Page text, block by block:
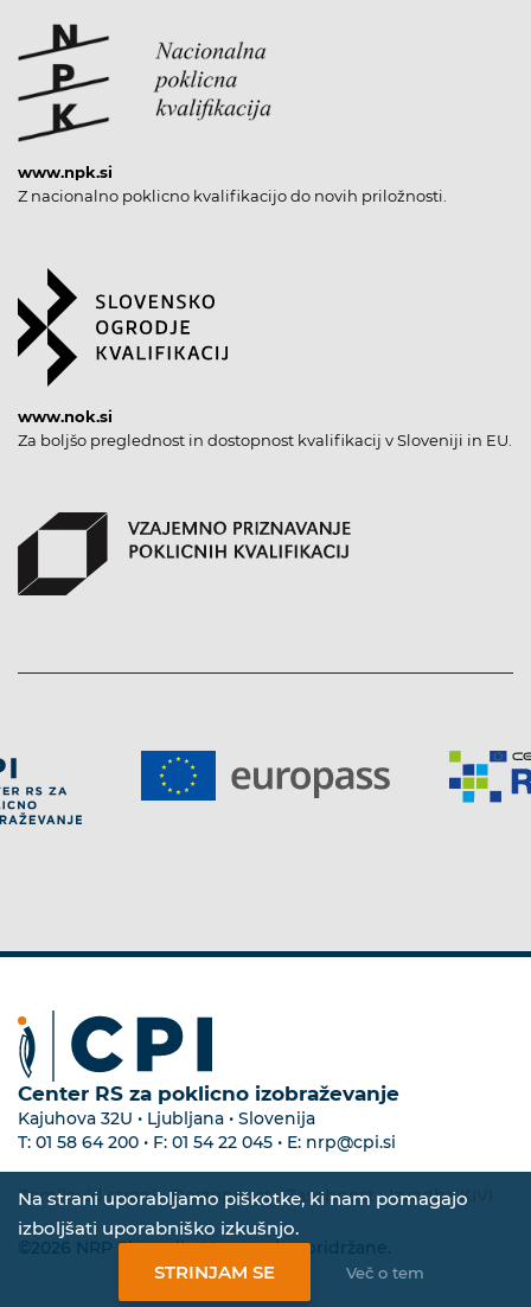
Na strani uporabljamo piškotke, ki nam pomagajo
izboljšati uporabniško izkušnjo.
STRINJAM SE
Več o tem
www.npk.si
Z nacionalno poklicno kvalifikacijo do novih priložnosti.
www.nok.si
Za boljšo preglednost in dostopnost kvalifikacij v Sloveniji in EU.
Center RS za poklicno izobraževanje
Kajuhova 32U • Ljubljana • Slovenija
T: 01 58 64 200 • F: 01 54 22 045 • E: nrp@cpi.si
Zemljevid strani•Dostopnost•Zasebnost •Izvedba KIVI
©2026 NRP Slovenija. Vse pravice pridržane.